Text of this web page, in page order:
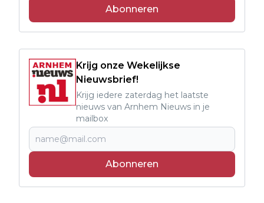
Abonneren
Krijg onze Wekelijkse
Nieuwsbrief!
Krijg iedere zaterdag het laatste
nieuws van Arnhem Nieuws in je
mailbox
Abonneren